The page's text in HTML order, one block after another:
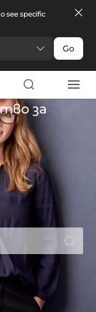
see specific
Go
за